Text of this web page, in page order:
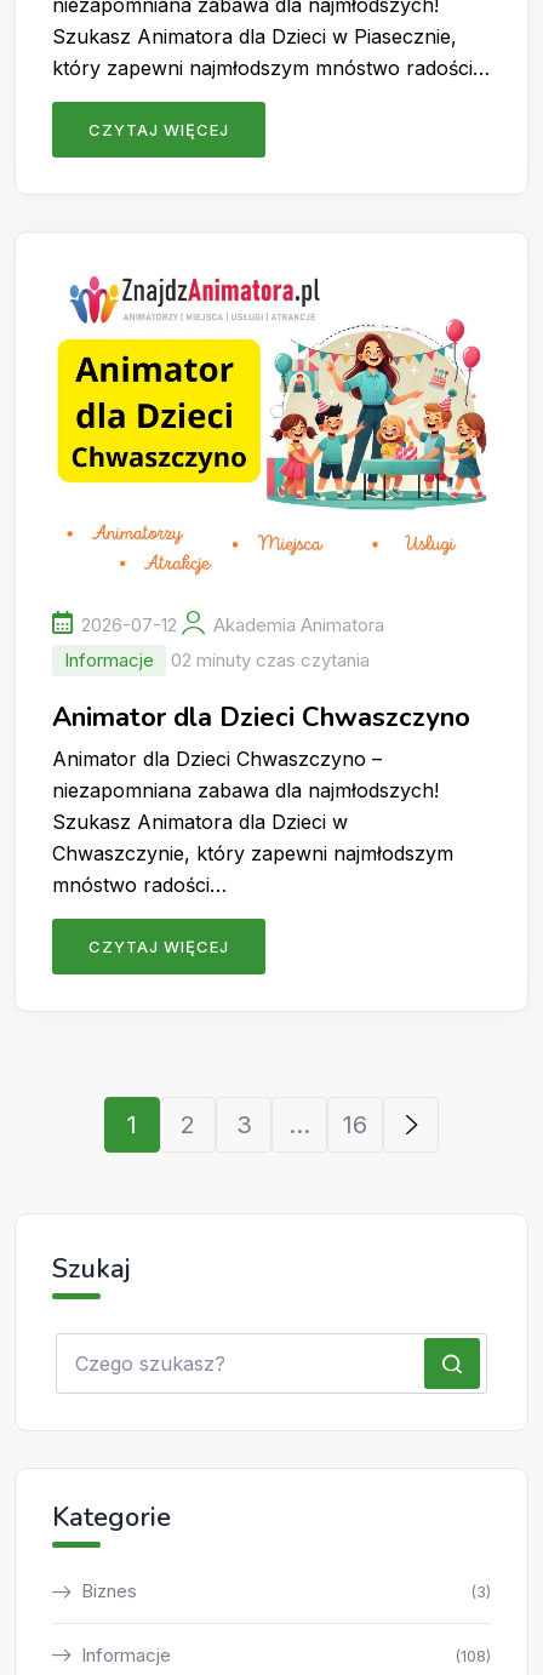
Szukasz Animatora dla Dzieci w Piasecznie,
który zapewni najmłodszym mnóstwo radości…
CZYTAJ WIĘCEJ
2026-07-12
Akademia Animatora
Informacje
02 minuty czas czytania
Animator dla Dzieci Chwaszczyno
Animator dla Dzieci Chwaszczyno –
niezapomniana zabawa dla najmłodszych!
Szukasz Animatora dla Dzieci w
Chwaszczynie, który zapewni najmłodszym
mnóstwo radości…
CZYTAJ WIĘCEJ
1 2 3 ... 16
Szukaj
Kategorie
Biznes (3)
Informacje (108)